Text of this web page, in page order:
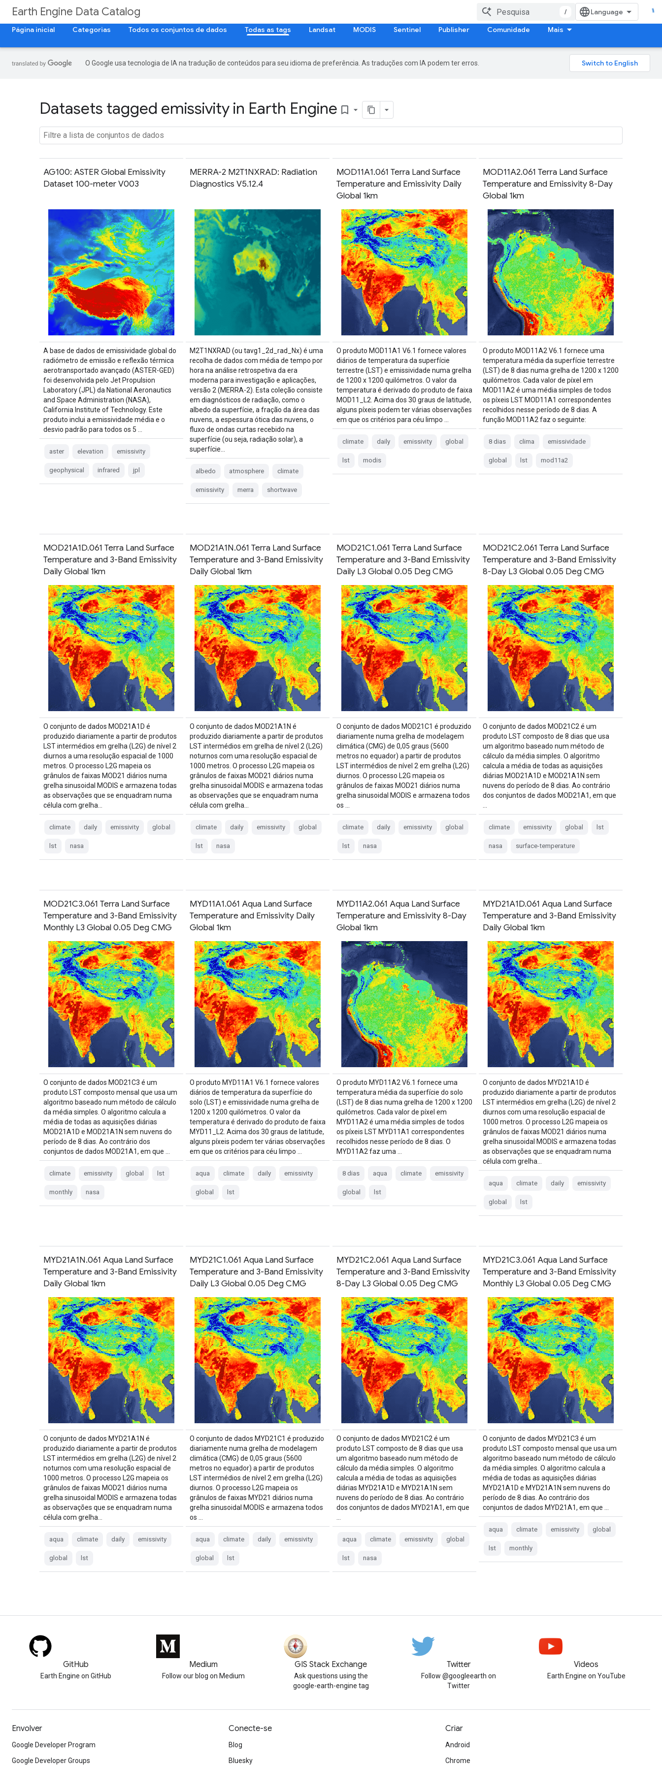
Earth Engine Data Catalog
/
Página inicial
Categorias Todos os conjuntos de dados Todas as tags Landsat MODIS Sentinel Publisher Comunidade Mais
O Google usa tecnologia de IA na tradução de conteúdos para seu idioma de preferência. As traduções com IA podem ter erros.
Datasets tagged emissivity in Earth Engine bookmark_border
AG100: ASTER Global Emissivity
Dataset 100-meter V003
A base de dados de emissividade global do
radiómetro de emissão e reflexão térmica
aerotransportado avançado (ASTER-GED)
foi desenvolvida pelo Jet Propulsion
Laboratory (JPL) da National Aeronautics
and Space Administration (NASA),
California Institute of Technology. Este
produto inclui a emissividade média e o
desvio padrão para todos os 5 …
aster elevation emissivity
geophysical infrared jpl
MERRA-2 M2T1NXRAD: Radiation
Diagnostics V5.12.4
M2T1NXRAD (ou tavg1_2d_rad_Nx) é uma
recolha de dados com média de tempo por
hora na análise retrospetiva da era
moderna para investigação e aplicações,
versão 2 (MERRA-2). Esta coleção consiste
em diagnósticos de radiação, como o
albedo da superfície, a fração da área das
nuvens, a espessura ótica das nuvens, o
fluxo de ondas curtas recebido na
superfície (ou seja, radiação solar), a
superfície…
albedo atmosphere climate
emissivity merra shortwave
MOD11A1.061 Terra Land Surface
Temperature and Emissivity Daily
Global 1km
O produto MOD11A1 V6.1 fornece valores
diários de temperatura da superfície
terrestre (LST) e emissividade numa grelha
de 1200 x 1200 quilómetros. O valor da
temperatura é derivado do produto de faixa
MOD11_L2. Acima dos 30 graus de latitude,
alguns píxeis podem ter várias observações
em que os critérios para céu limpo …
climate daily emissivity global
lst modis
MOD11A2.061 Terra Land Surface
Temperature and Emissivity 8-Day
Global 1km
O produto MOD11A2 V6.1 fornece uma
temperatura média da superfície terrestre
(LST) de 8 dias numa grelha de 1200 x 1200
quilómetros. Cada valor de píxel em
MOD11A2 é uma média simples de todos
os píxeis LST MOD11A1 correspondentes
recolhidos nesse período de 8 dias. A
função MOD11A2 faz o seguinte:
8 dias clima emissividade
global lst mod11a2
MOD21A1D.061 Terra Land Surface
Temperature and 3-Band Emissivity
Daily Global 1km
O conjunto de dados MOD21A1D é
produzido diariamente a partir de produtos
LST intermédios em grelha (L2G) de nível 2
diurnos a uma resolução espacial de 1000
metros. O processo L2G mapeia os
grânulos de faixas MOD21 diários numa
grelha sinusoidal MODIS e armazena todas
as observações que se enquadram numa
célula com grelha…
climate daily emissivity global
lst nasa
MOD21A1N.061 Terra Land Surface
Temperature and 3-Band Emissivity
Daily Global 1km
O conjunto de dados MOD21A1N é
produzido diariamente a partir de produtos
LST intermédios em grelha de nível 2 (L2G)
noturnos com uma resolução espacial de
1000 metros. O processo L2G mapeia os
grânulos de faixas MOD21 diários numa
grelha sinusoidal MODIS e armazena todas
as observações que se enquadram numa
célula com grelha…
climate daily emissivity global
lst nasa
MOD21C1.061 Terra Land Surface
Temperature and 3-Band Emissivity
Daily L3 Global 0.05 Deg CMG
O conjunto de dados MOD21C1 é produzido
diariamente numa grelha de modelagem
climática (CMG) de 0,05 graus (5600
metros no equador) a partir de produtos
LST intermédios de nível 2 em grelha (L2G)
diurnos. O processo L2G mapeia os
grânulos de faixas MOD21 diários numa
grelha sinusoidal MODIS e armazena todos
os …
climate daily emissivity global
lst nasa
MOD21C2.061 Terra Land Surface
Temperature and 3-Band Emissivity
8-Day L3 Global 0.05 Deg CMG
O conjunto de dados MOD21C2 é um
produto LST composto de 8 dias que usa
um algoritmo baseado num método de
cálculo da média simples. O algoritmo
calcula a média de todas as aquisições
diárias MOD21A1D e MOD21A1N sem
nuvens do período de 8 dias. Ao contrário
dos conjuntos de dados MOD21A1, em que
climate emissivity global lst
nasa surface-temperature
MOD21C3.061 Terra Land Surface
Temperature and 3-Band Emissivity
Monthly L3 Global 0.05 Deg CMG
O conjunto de dados MOD21C3 é um
produto LST composto mensal que usa um
algoritmo baseado num método de cálculo
da média simples. O algoritmo calcula a
média de todas as aquisições diárias
MOD21A1D e MOD21A1N sem nuvens do
período de 8 dias. Ao contrário dos
conjuntos de dados MOD21A1, em que …
climate emissivity global lst
monthly nasa
MYD11A1.061 Aqua Land Surface
Temperature and Emissivity Daily
Global 1km
O produto MYD11A1 V6.1 fornece valores
diários de temperatura da superfície do
solo (LST) e emissividade numa grelha de
1200 x 1200 quilómetros. O valor da
temperatura é derivado do produto de faixa
MYD11_L2. Acima dos 30 graus de latitude,
alguns píxeis podem ter várias observações
em que os critérios para céu limpo …
aqua climate daily emissivity
global lst
MYD11A2.061 Aqua Land Surface
Temperature and Emissivity 8-Day
Global 1km
O produto MYD11A2 V6.1 fornece uma
temperatura média da superfície do solo
(LST) de 8 dias numa grelha de 1200 x 1200
quilómetros. Cada valor de píxel em
MYD11A2 é uma média simples de todos
os píxeis LST MYD11A1 correspondentes
recolhidos nesse período de 8 dias. O
MYD11A2 faz uma …
8 dias aqua climate emissivity
global lst
MYD21A1D.061 Aqua Land Surface
Temperature and 3-Band Emissivity
Daily Global 1km
O conjunto de dados MYD21A1D é
produzido diariamente a partir de produtos
LST intermédios em grelha (L2G) de nível 2
diurnos com uma resolução espacial de
1000 metros. O processo L2G mapeia os
grânulos de faixas MOD21 diários numa
grelha sinusoidal MODIS e armazena todas
as observações que se enquadram numa
célula com grelha…
aqua climate daily emissivity
global lst
MYD21A1N.061 Aqua Land Surface
Temperature and 3-Band Emissivity
Daily Global 1km
O conjunto de dados MYD21A1N é
produzido diariamente a partir de produtos
LST intermédios em grelha (L2G) de nível 2
noturnos com uma resolução espacial de
1000 metros. O processo L2G mapeia os
grânulos de faixas MOD21 diários numa
grelha sinusoidal MODIS e armazena todas
as observações que se enquadram numa
célula com grelha…
aqua climate daily emissivity
global lst
MYD21C1.061 Aqua Land Surface
Temperature and 3-Band Emissivity
Daily L3 Global 0.05 Deg CMG
O conjunto de dados MYD21C1 é produzido
diariamente numa grelha de modelagem
climática (CMG) de 0,05 graus (5600
metros no equador) a partir de produtos
LST intermédios de nível 2 em grelha (L2G)
diurnos. O processo L2G mapeia os
grânulos de faixas MYD21 diários numa
grelha sinusoidal MODIS e armazena todos
os …
aqua climate daily emissivity
global lst
MYD21C2.061 Aqua Land Surface
Temperature and 3-Band Emissivity
8-Day L3 Global 0.05 Deg CMG
O conjunto de dados MYD21C2 é um
produto LST composto de 8 dias que usa
um algoritmo baseado num método de
cálculo da média simples. O algoritmo
calcula a média de todas as aquisições
diárias MYD21A1D e MYD21A1N sem
nuvens do período de 8 dias. Ao contrário
dos conjuntos de dados MYD21A1, em que
aqua climate emissivity global
lst nasa
MYD21C3.061 Aqua Land Surface
Temperature and 3-Band Emissivity
Monthly L3 Global 0.05 Deg CMG
O conjunto de dados MYD21C3 é um
produto LST composto mensal que usa um
algoritmo baseado num método de cálculo
da média simples. O algoritmo calcula a
média de todas as aquisições diárias
MYD21A1D e MYD21A1N sem nuvens do
período de 8 dias. Ao contrário dos
conjuntos de dados MYD21A1, em que …
aqua climate emissivity global
lst monthly
GitHub
Earth Engine on GitHub
Medium
Follow our blog on Medium
GIS Stack Exchange
Ask questions using the
google-earth-engine tag
Twitter
Follow @googleearth on
Twitter
Videos
Earth Engine on YouTube
Envolver
Google Developer Program
Google Developer Groups
Conecte-se
Blog
Bluesky
Criar
Android
Chrome